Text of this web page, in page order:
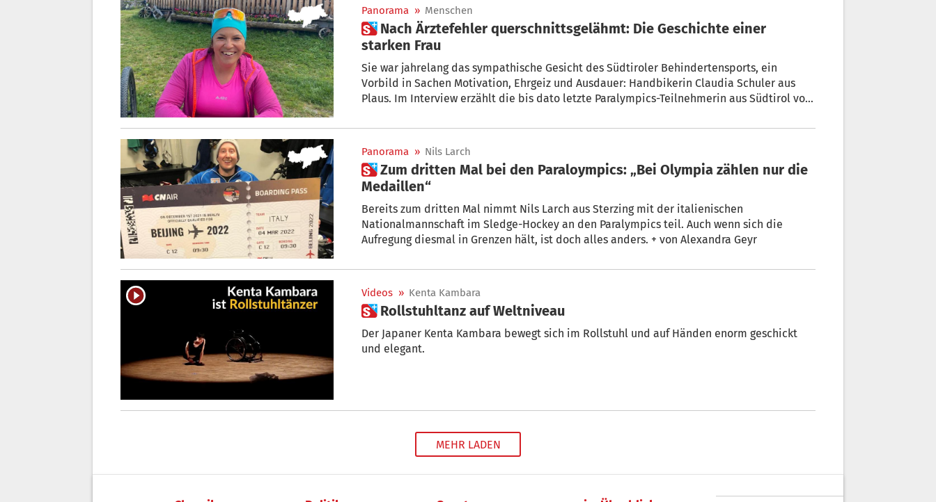
Panorama » Menschen
 Nach Ärztefehler querschnittsgelähmt: Die Geschichte einer
starken Frau
Sie war jahrelang das sympathische Gesicht des Südtiroler Behindertensports, ein
Vorbild in Sachen Motivation, Ehrgeiz und Ausdauer: Handbikerin Claudia Schuler aus
Plaus. Im Interview erzählt die bis dato letzte Paralympics-Teilnehmerin aus Südtirol von
ihr gemacht hat, nämlich eine starke Frau.
Panorama » Nils Larch
 Zum dritten Mal bei den Paraloympics: „Bei Olympia zählen nur die
Medaillen“
Bereits zum dritten Mal nimmt Nils Larch aus Sterzing mit der italienischen
Nationalmannschaft im Sledge-Hockey an den Paralympics teil. Auch wenn sich die
Aufregung diesmal in Grenzen hält, ist doch alles anders. + von Alexandra Geyr
Videos » Kenta Kambara
 Rollstuhltanz auf Weltniveau
Der Japaner Kenta Kambara bewegt sich im Rollstuhl und auf Händen enorm geschickt
und elegant.
MEHR LADEN